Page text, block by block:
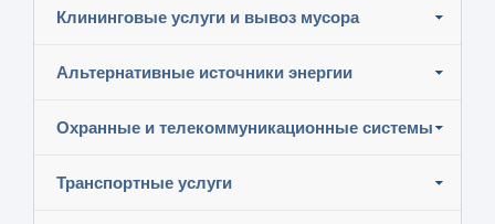
Клининговые услуги и вывоз мусора
Альтернативные источники энергии
Охранные и телекоммуникационные системы
Транспортные услуги